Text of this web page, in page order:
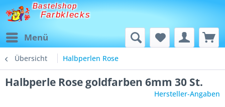
Bastelshop
Farbklecks
Menü
Übersicht Halbperlen Rose
Halbperle Rose goldfarben 6mm 30 St.
Hersteller-Angaben